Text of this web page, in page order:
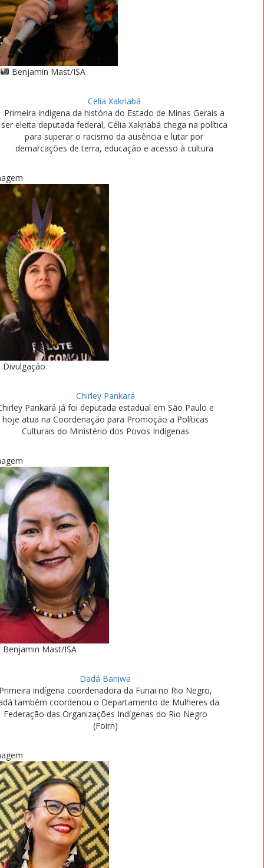
Benjamin Mast/ISA
Celia Xakriabá
Primeira indígena da história do Estado de Minas Gerais a
ser eleita deputada federal, Célia Xakriabá chega na política
para superar o racismo da ausência e lutar por
demarcações de terra, educação e acesso à cultura
Divulgação
Chirley Pankará
Pankará já foi deputada estadual em São Paulo e
hoje atua na Coordenação para Promoção a Políticas
Culturais do Ministério dos Povos Indígenas
Benjamin Mast/ISA
Dadá Baniwa
indígena coordenadora da Funai no Rio Negro,
também coordenou o Departamento de Mulheres da
Federação das Organizações Indígenas do Rio Negro
(Foirn)